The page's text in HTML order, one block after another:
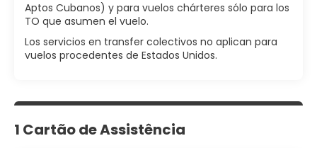
Aptos Cubanos) y para vuelos chárteres sólo para los
TO que asumen el vuelo.
Los servicios en transfer colectivos no aplican para
vuelos procedentes de Estados Unidos.
1 Cartão de Assistência